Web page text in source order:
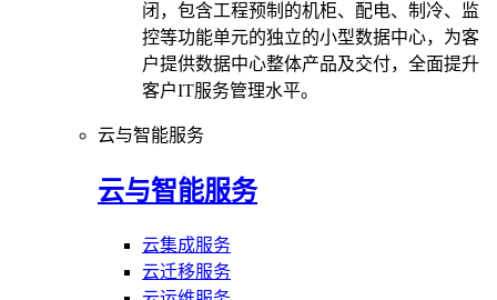
闭，包含工程预制的机柜、配电、制冷、监
控等功能单元的独立的小型数据中心，为客
户提供数据中心整体产品及交付，全面提升
客户IT服务管理水平。
云与智能服务
云与智能服务
云集成服务
云迁移服务